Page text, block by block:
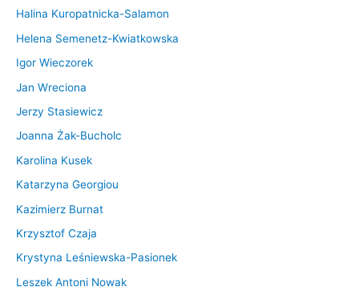
Halina Kuropatnicka-Salamon
Helena Semenetz-Kwiatkowska
Igor Wieczorek
Jan Wreciona
Jerzy Stasiewicz
Joanna Żak-Bucholc
Karolina Kusek
Katarzyna Georgiou
Kazimierz Burnat
Krzysztof Czaja
Krystyna Leśniewska-Pasionek
Leszek Antoni Nowak